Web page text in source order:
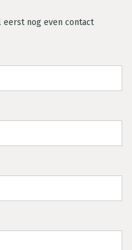
eerst nog even contact